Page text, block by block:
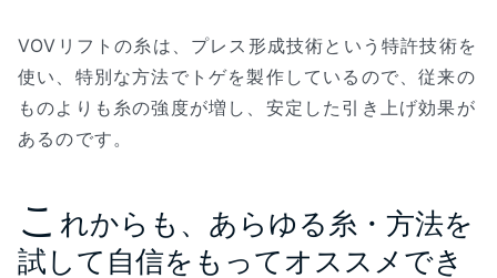
VOVリフトの糸は、プレス形成技術という特許技術を
使い、特別な方法でトゲを製作しているので、従来の
ものよりも糸の強度が増し、安定した引き上げ効果が
あるのです。
こ れからも、あらゆる糸・方法を
試して自信をもってオススメでき